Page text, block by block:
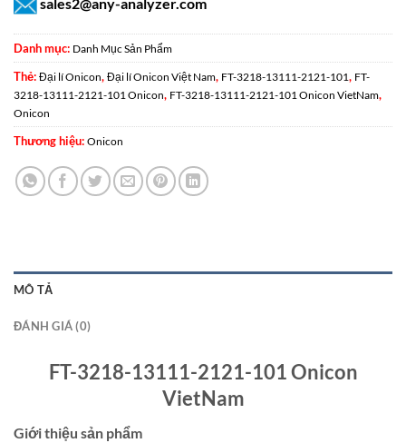
Danh mục: Danh Mục Sản Phẩm
Thẻ: Đại lí Onicon, Đại lí Onicon Việt Nam, FT-3218-13111-2121-101, FT-
3218-13111-2121-101 Onicon, FT-3218-13111-2121-101 Onicon VietNam,
Onicon
Thương hiệu: Onicon
MÔ TẢ
ĐÁNH GIÁ (0)
FT-3218-13111-2121-101 Onicon
VietNam
Giới thiệu sản phẩm